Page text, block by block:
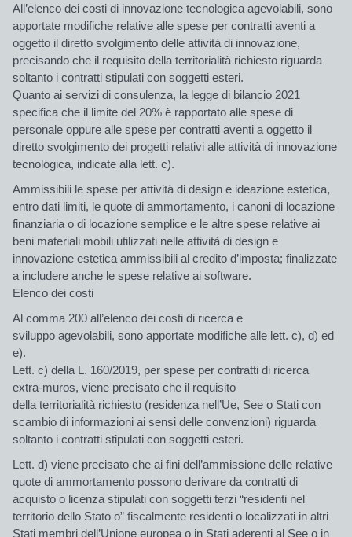
All’elenco dei costi di innovazione tecnologica agevolabili, sono
apportate modifiche relative alle spese per contratti aventi a
oggetto il diretto svolgimento delle attività di innovazione,
precisando che il requisito della territorialità richiesto riguarda
soltanto i contratti stipulati con soggetti esteri.
Quanto ai servizi di consulenza, la legge di bilancio 2021
specifica che il limite del 20% è rapportato alle spese di
personale oppure alle spese per contratti aventi a oggetto il
diretto svolgimento dei progetti relativi alle attività di innovazione
tecnologica, indicate alla lett. c).
Ammissibili le spese per attività di design e ideazione estetica,
entro dati limiti, le quote di ammortamento, i canoni di locazione
finanziaria o di locazione semplice e le altre spese relative ai
beni materiali mobili utilizzati nelle attività di design e
innovazione estetica ammissibili al credito d’imposta; finalizzate
a includere anche le spese relative ai software.
Elenco dei costi
Al comma 200 all’elenco dei costi di ricerca e
sviluppo agevolabili, sono apportate modifiche alle lett. c), d) ed
e).
Lett. c) della L. 160/2019, per spese per contratti di ricerca
extra-muros, viene precisato che il requisito
della territorialità richiesto (residenza nell’Ue, See o Stati con
scambio di informazioni ai sensi delle convenzioni) riguarda
soltanto i contratti stipulati con soggetti esteri.
Lett. d) viene precisato che ai fini dell’ammissione delle relative
quote di ammortamento possono derivare da contratti di
acquisto o licenza stipulati con soggetti terzi “residenti nel
territorio dello Stato o” fiscalmente residenti o localizzati in altri
Stati membri dell’Unione europea o in Stati aderenti al See o in